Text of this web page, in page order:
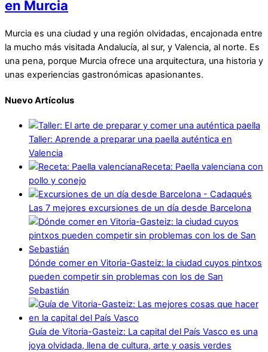
en Murcia
Murcia es una ciudad y una región olvidadas, encajonada entre
la mucho más visitada Andalucía, al sur, y Valencia, al norte. Es
una pena, porque Murcia ofrece una arquitectura, una historia y
unas experiencias gastronómicas apasionantes.
Nuevo Artícolus
Taller: Aprende a preparar una paella auténtica en
Valencia
Receta: Paella valenciana con
pollo y conejo
Las 7 mejores excursiones de un día desde Barcelona
Dónde comer en Vitoria-Gasteiz: la ciudad cuyos pintxos
pueden competir sin problemas con los de San
Sebastián
Guía de Vitoria-Gasteiz: La capital del País Vasco es una
joya olvidada, llena de cultura, arte y oasis verdes